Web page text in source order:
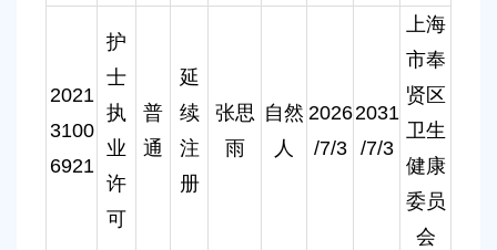
2021
3100
6921
护
士
执
业
许
可
普
通
延
续
注
册
张思
雨
自然
人
2026
/7/3
2031
/7/3
上海
市奉
贤区
卫生
健康
委员
会